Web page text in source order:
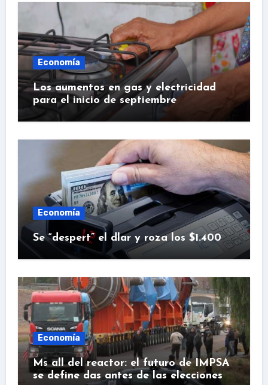
Economía
Los aumentos en gas y electricidad
para el inicio de septiembre
Economía
Se “despert” el dlar y roza los $1.400
Economía
Ms all del reactor: el futuro de IMPSA
se define das antes de las elecciones